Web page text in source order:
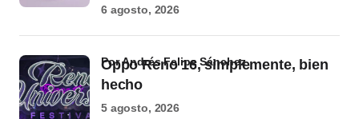
6 agosto, 2026
Oppo Reno 16, simplemente, bien
hecho
por Andrés Felipe Sánchez
5 agosto, 2026